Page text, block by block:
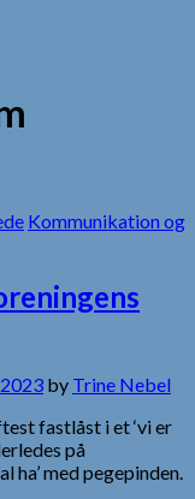
Kommunikation og
by Trine Nebel
fastlåst i et ‘vi er
på
med pegepinden.